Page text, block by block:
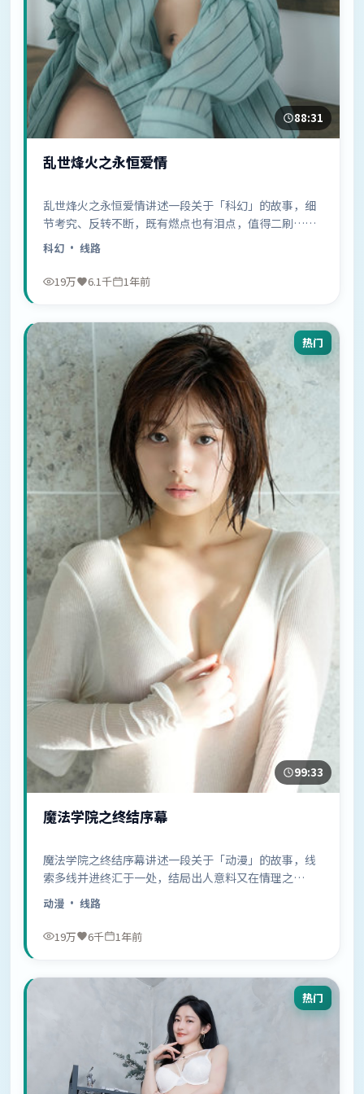
88:31
乱世烽火之永恒爱情
乱世烽火之永恒爱情讲述一段关于「科幻」的故事，细
节考究、反转不断，既有燃点也有泪点，值得二刷……
科幻 · 线路
19万 6.1千 1年前
热门
99:33
魔法学院之终结序幕
魔法学院之终结序幕讲述一段关于「动漫」的故事，线
索多线并进终汇于一处，结局出人意料又在情理之
中……
动漫 · 线路
19万 6千 1年前
热门